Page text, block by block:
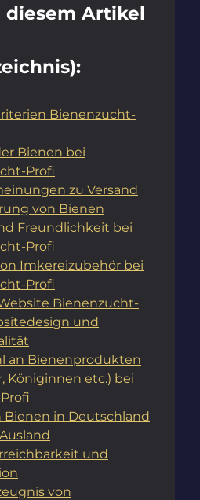
diesem Artikel
Bienenzucht-
Bienen bei
Profi
zu Versand
von Bienen
Freundlichkeit bei
Profi
Imkereizubehör bei
Profi
Bienenzucht-
und
an Bienenprodukten
Königinnen etc.) bei
Bienen in Deutschland
und
von